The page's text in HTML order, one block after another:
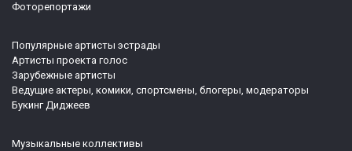
Фоторепортажи
Популярные артисты эстрады
Артисты проекта голос
Зарубежные артисты
Ведущие актеры, комики, спортсмены, блогеры, модераторы
Букинг Диджеев
Музыкальные коллективы